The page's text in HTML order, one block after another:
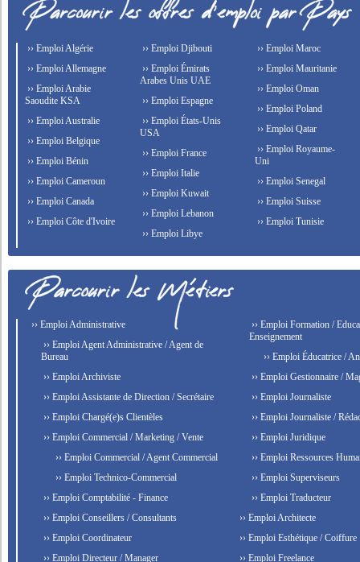
›› Emploi Algérie
›› Emploi Allemagne
›› Emploi Arabie
Saoudite KSA
›› Emploi Australie
›› Emploi Belgique
›› Emploi Bénin
›› Emploi Cameroun
›› Emploi Canada
›› Emploi Côte d'Ivoire
›› Emploi Djibouti
›› Emploi Émirats
Arabes Unis UAE
›› Emploi Espagne
›› Emploi États-Unis
USA
›› Emploi France
›› Emploi Italie
›› Emploi Kuwait
›› Emploi Lebanon
›› Emploi Libye
›› Emploi Maroc
›› Emploi Mauritanie
›› Emploi Oman
›› Emploi Poland
›› Emploi Qatar
›› Emploi Royaume-
Uni
›› Emploi Senegal
›› Emploi Suisse
›› Emploi Tunisie
›› Emploi Administrative
›› Emploi Agent Administrative / Agent de
Bureau
›› Emploi Archiviste
›› Emploi Assistante de Direction / Secrétaire
›› Emploi Chargé(e)s Clientèles
›› Emploi Commercial / Marketing / Vente
›› Emploi Commercial / Agent Commercial
›› Emploi Technico-Commercial
›› Emploi Comptabilité - Finance
›› Emploi Conseillers / Consultants
›› Emploi Coordinateur
›› Emploi Directeur / Manager
›› Emploi Formation /
Enseignement
›› Emploi Éducatrice /
›› Emploi Gestionnaire /
›› Emploi Journaliste
›› Emploi Journaliste /
›› Emploi Juridique
›› Emploi Ressources
›› Emploi Superviseurs
›› Emploi Traducteur
›› Emploi Architecte
›› Emploi Esthétique / Coiffure
›› Emploi Freelance